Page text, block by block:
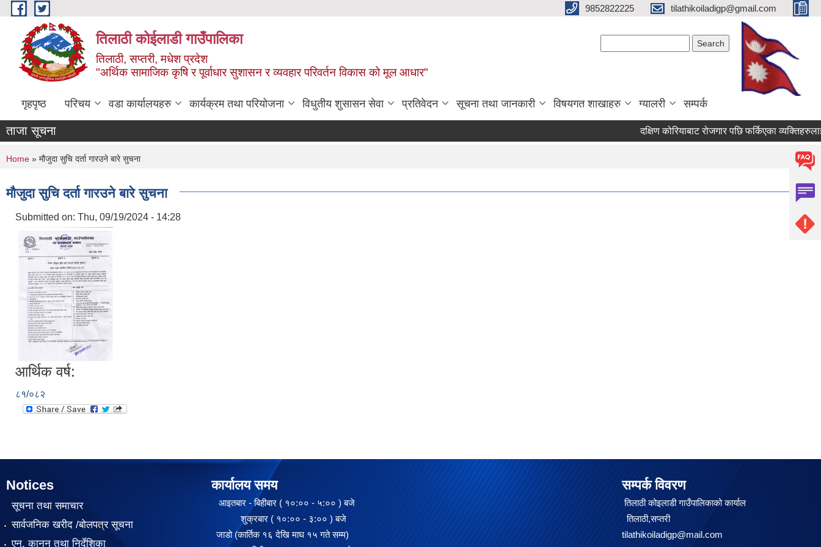
Skip to main content 9852822225 tilathikoiladigp@gmail.com
तिलाठी कोईलाडी गाउँपालिका
तिलाठी, सप्तरी, मधेश प्रदेश
"अर्थिक सामाजिक कृषि र पूर्वाधार सुशासन र व्यवहार परिवर्तन विकास को मूल आधार"
गृहपृष्ठ परिचय वडा कार्यालयहरु कार्यक्रम तथा परियोजना विधुतीय शुसासन सेवा प्रतिवेदन सूचना तथा जानकारी विषयगत शाखाहरु ग्यालरी सम्पर्क
ताजा सूचना दक्षिण कोरियाबाट रोजगार पछि फर्किएका
You are here
Home » मौजुदा सुचि दर्ता गारउने बारे सुचना
मौजुदा सुचि दर्ता गारउने बारे सुचना
Submitted on: Thu, 09/19/2024 - 14:28
आर्थिक वर्ष:
८१/०८२
Notices
सूचना तथा समाचार
सार्वजनिक खरीद /बोलपत्र सूचना
एन, कानुन तथा निर्देशिका
कार्यालय समय
आइतबार - बिहीबार ( १०:०० - ५:०० ) बजे
शुक्रबार ( १०:०० - ३:०० ) बजे
जाडो (कार्तिक १६ देखि माघ १५ गते सम्म)
सम्पर्क विवरण
तिलाठी कोइलाडी गाउँपालिकाको कार्याल
तिलाठी,सप्तरी
tilathikoiladigp@mail.com